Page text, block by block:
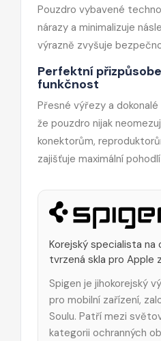
Pouzdro vybavené
nárazy a minimalizuje
výrazně zvyšuje
Perfektní
funkčnost
Přesné výřezy a
že pouzdro nijak
konektorům,
zajišťuje maximální
Korejský specialista na
tvrzená skla pro Apple
Spigen je jihokorejský
pro mobilní zařízení,
Soulu. Patří mezi
kategorii ochranných